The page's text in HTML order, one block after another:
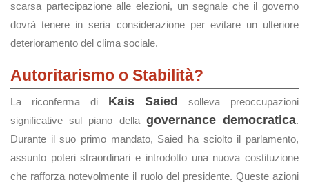
scarsa partecipazione alle elezioni, un segnale che il governo
dovrà tenere in seria considerazione per evitare un ulteriore
deterioramento del clima sociale.
Autoritarismo o Stabilità?
La riconferma di Kais Saied
solleva preoccupazioni
significative sul piano della governance democratica.
Durante il suo primo mandato, Saied ha sciolto il parlamento,
assunto poteri straordinari e introdotto una nuova costituzione
che rafforza notevolmente il ruolo del presidente. Queste azioni